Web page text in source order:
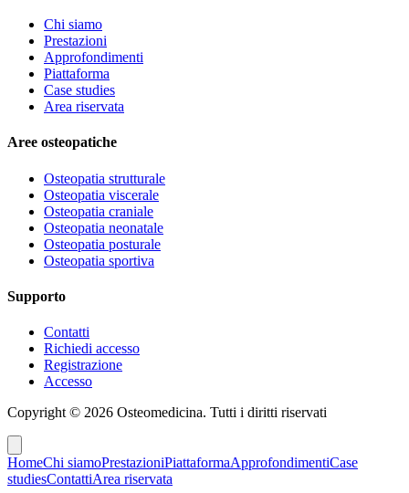
Chi siamo
Prestazioni
Approfondimenti
Piattaforma
Case studies
Area riservata
Aree osteopatiche
Osteopatia strutturale
Osteopatia viscerale
Osteopatia craniale
Osteopatia neonatale
Osteopatia posturale
Osteopatia sportiva
Supporto
Contatti
Richiedi accesso
Registrazione
Accesso
Copyright © 2026 Osteomedicina. Tutti i diritti riservati
HomeChi siamoPrestazioniPiattaformaApprofondimentiCase
studiesContattiArea riservata